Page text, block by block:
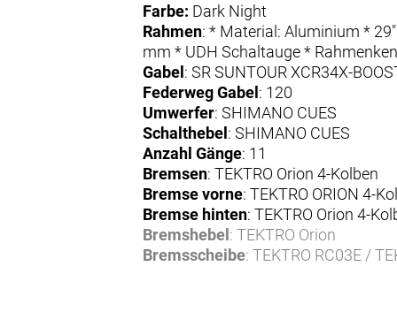
Farbe: Dark Night
Rahmen: * Material: Aluminium *
mm * UDH Schaltauge *
Gabel : SR SUNTOUR XCR34X-
Federweg Gabel : 120
Umwerfer: SHIMANO CUES
Schalthebel : SHIMANO CUES
Anzahl Gänge: 11
Bremsen: TEKTRO Orion 4-Kolben
Bremse vorne: TEKTRO ORION 4-
Bremse hinten: TEKTRO Orion 4-
Bremshebel : TEKTRO Orion
Bremsscheibe: TEKTRO RC03E /